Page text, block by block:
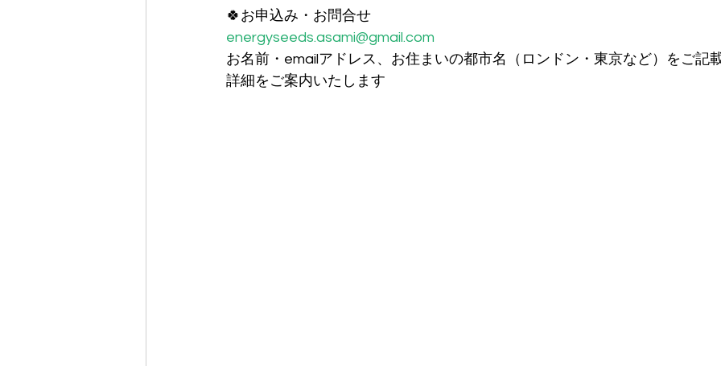
🍀お申込み・お問合せ
energyseeds.asami@gmail.com
お名前・emailアドレス、お住まいの都市名（ロンドン・東京など）をご記
詳細をご案内いたします